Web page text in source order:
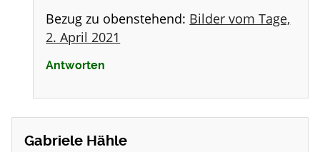
Bezug zu obenstehend: Bilder vom Tage,
2. April 2021
Antworten
Gabriele Hähle